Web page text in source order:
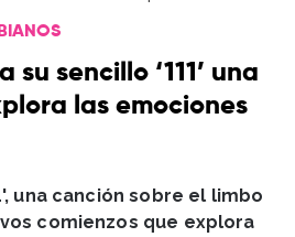
su sencillo ‘111’ una
las emociones
una canción sobre el limbo
comienzos que explora